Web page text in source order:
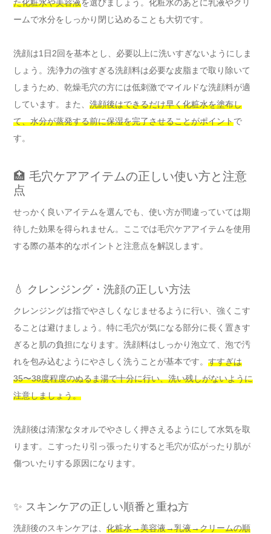
た化粧水や美容液を選びましょう。化粧水のあとに乳液やクリ
ームで水分をしっかり閉じ込めることも大切です。
洗顔は1日2回を基本とし、必要以上に洗いすぎないようにしま
しょう。洗浄力の強すぎる洗顔料は必要な皮脂まで取り除いて
しまうため、乾燥毛穴の方には低刺激でマイルドな洗顔料が適
しています。また、 洗顔後はできるだけ早く化粧水を塗布し
て、水分が蒸発する前に保湿を完了させることがポイントで
す。
🏥 毛穴ケアアイテムの正しい使い方と注意
点
せっかく良いアイテムを選んでも、使い方が間違っていては期
待した効果を得られません。ここでは毛穴ケアアイテムを使用
する際の基本的なポイントと注意点を解説します。
💧 クレンジング・洗顔の正しい方法
クレンジングは指でやさしくなじませるように行い、強くこす
ることは避けましょう。特に毛穴が気になる部分に長く置きす
ぎると肌の負担になります。洗顔料はしっかり泡立て、泡で汚
れを包み込むようにやさしく洗うことが基本です。 すすぎは
35〜38度程度のぬるま湯で十分に行い、洗い残しがないように
注意しましょう。
洗顔後は清潔なタオルでやさしく押さえるようにして水気を取
ります。こすったり引っ張ったりすると毛穴が広がったり肌が
傷ついたりする原因になります。
✨ スキンケアの正しい順番と重ね方
洗顔後のスキンケアは、 化粧水→美容液→乳液→クリームの順